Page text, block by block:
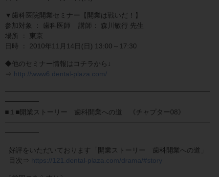
▼歯科医院開業セミナー【開業は戦いだ！】
参加対象 ： 歯科医師 講師： 森川敏行 先生
場所 ： 東京
日時 ： 2010年11月14日(日) 13:00～17:30
◆他のセミナー情報はコチラから↓
⇒ http://www6.dental-plaza.com/
━━━━━━━━━━━━━━━━━━━━━━━━━━━━━━
━━━━━
■１■開業ストーリー 歯科開業への道 《チャプター08》
━━━━━━━━━━━━━━━━━━━━━━━━━━━━━━
━━━━━
好評をいただいております「開業ストーリー 歯科開業への道」
目次⇒ https://121.dental-plaza.com/drama/#story